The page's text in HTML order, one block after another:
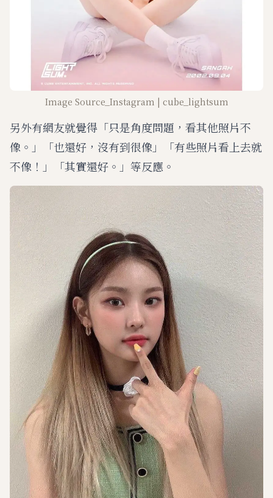
Image Source_Instagram | cube_lightsum
另外有網友就覺得「只是角度問題，看其他照片不
像。」「也還好，沒有到很像」「有些照片看上去就
不像！」「其實還好。」等反應。